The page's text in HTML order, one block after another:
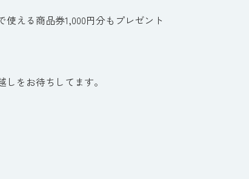
使える商品券1,000円分もプレゼント
しをお待ちしてます。